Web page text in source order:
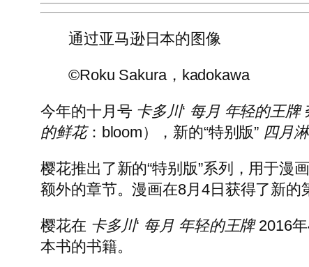
通过亚马逊日本的图像
©Roku Sakura，kadokawa
今年的十月号 卡多川‘ 每月 年轻的王牌
的鲜花：bloom），新的“特别版” 四月
樱花推出了新的“特别版”系列，用于漫画
额外的章节。漫画在8月4日获得了新的
樱花在 卡多川‘ 每月 年轻的王牌2016
本书的书籍。